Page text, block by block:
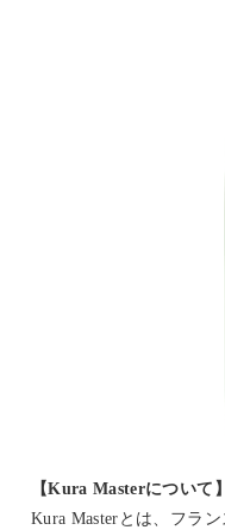
【Kura Masterについて】
Kura Masterとは、フラ